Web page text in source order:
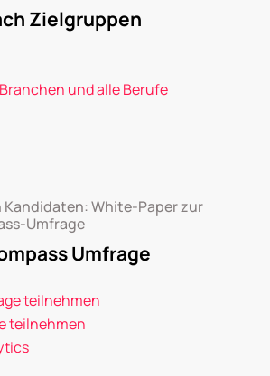
Zielgruppen
und alle Berufe
Kandidaten: White-Paper zur
Umfrage
Umfrage
teilnehmen
teilnehmen